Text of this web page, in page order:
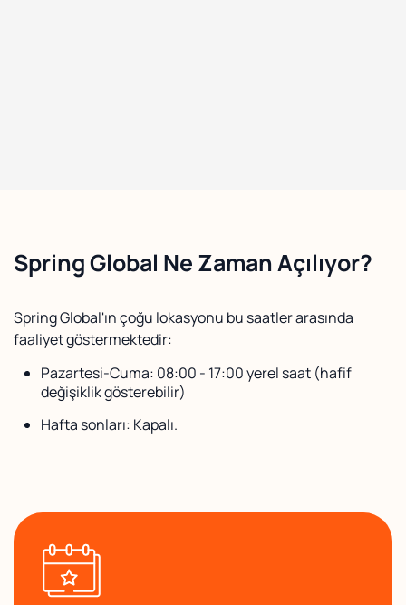
Spring Global Ne Zaman Açılıyor?
Spring Global'ın çoğu lokasyonu bu saatler arasında
faaliyet göstermektedir:
Pazartesi-Cuma: 08:00 - 17:00 yerel saat (hafif
değişiklik gösterebilir)
Hafta sonları: Kapalı.